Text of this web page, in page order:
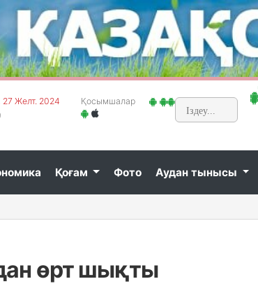
27 Желт. 2024 Қосымшалар
Қоғам Фото Аудан тынысы
өрт шықты